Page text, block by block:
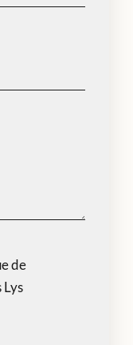
de